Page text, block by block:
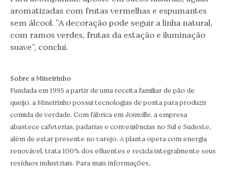
aromatizadas com frutas vermelhas e espumantes
sem álcool. “A decoração pode seguir a linha natural,
com ramos verdes, frutas da estação e iluminação
suave”, conclui.
Sobre a Mineirinho
Fundada em 1995 a partir de uma receita familiar de pão de
queijo, a Mineirinho possui tecnologias de ponta para produzir
comida de verdade. Com fábrica em Joinville, a empresa
abastece cafeterias, padarias e conveniências no Sul e Sudeste,
além de estar presente no varejo. A planta opera com energia
renovável, trata 100% dos efluentes e recicla integralmente seus
resíduos industriais. Para mais informações,